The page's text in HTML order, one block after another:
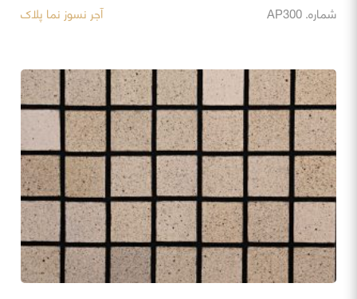
شماره. AP300 آجر نسوز نما پلاک